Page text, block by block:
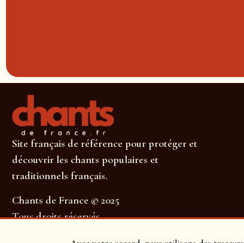
Site français de référence pour protéger et
découvrir les chants populaires et
traditionnels français.
Chants de France © 2025
Tous droits réservés